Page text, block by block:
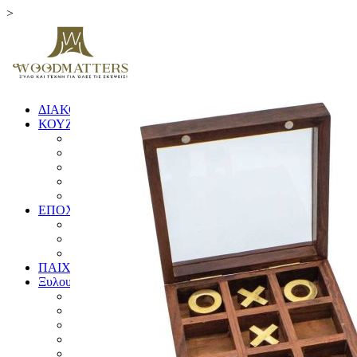
>
ΔΙΑΚΟΣΜΗΤΙΚΑ
ΚΟΥΖΙΝΑ
ΞΥΛΑ ΚΟΠΗΣ
ΕΙΔΗ ΚΟΥΖΙΝΑΣ
ΚΟΥΤΑΛΕΣ ΚΑΙ ΣΠΑΤΟΥΛΕΣ
ΠΙΑΤΑ & ΜΠΩΛ
ΕΠΟΧΙΚΑ
ΧΡΙΣΤΟΥΓΕΝΝΙΑΤΙΚΑ
ΠΑΙΧΝΙΔΙΑ
Ξυλουργικές Κατασκευές